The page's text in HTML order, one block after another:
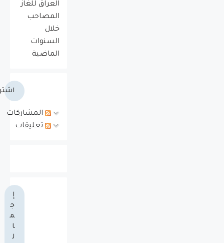
العراق للغاز
المصاحب
خلال
السنوات
الماضية
المشاركات
تعليقات
إ
ج
م
ا
ل